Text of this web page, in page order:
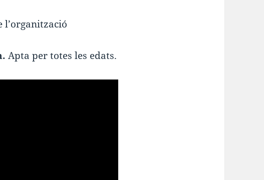
l’organització
Apta per totes les edats.